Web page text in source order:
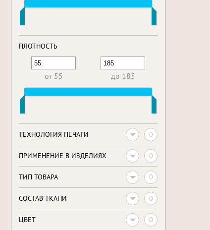
ПЛОТНОСТЬ
от 55 до 185
ТЕХНОЛОГИЯ ПЕЧАТИ 0
ПРИМЕНЕНИЕ В ИЗДЕЛИЯХ 0
ТИП ТОВАРА 0
CОСТАВ ТКАНИ 0
ЦВЕТ 0